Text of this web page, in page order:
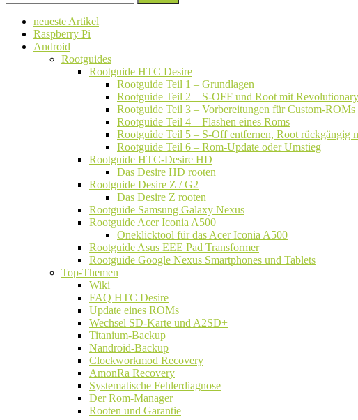
zum
Inhalt
nach:
neueste Artikel
Raspberry Pi
Android
Rootguides
Rootguide HTC Desire
Rootguide Teil 1 – Grundlagen
Rootguide Teil 2 – S-OFF und Root mit Revolutionary
Rootguide Teil 3 – Vorbereitungen für Custom-ROMs
Rootguide Teil 4 – Flashen eines Roms
Rootguide Teil 5 – S-Off entfernen, Root rückgängig
Rootguide Teil 6 – Rom-Update oder Umstieg
Rootguide HTC-Desire HD
Das Desire HD rooten
Rootguide Desire Z / G2
Das Desire Z rooten
Rootguide Samsung Galaxy Nexus
Rootguide Acer Iconia A500
Oneklicktool für das Acer Iconia A500
Rootguide Asus EEE Pad Transformer
Rootguide Google Nexus Smartphones und Tablets
Top-Themen
Wiki
FAQ HTC Desire
Update eines ROMs
Wechsel SD-Karte und A2SD+
Titanium-Backup
Nandroid-Backup
Clockworkmod Recovery
AmonRa Recovery
Systematische Fehlerdiagnose
Der Rom-Manager
Rooten und Garantie